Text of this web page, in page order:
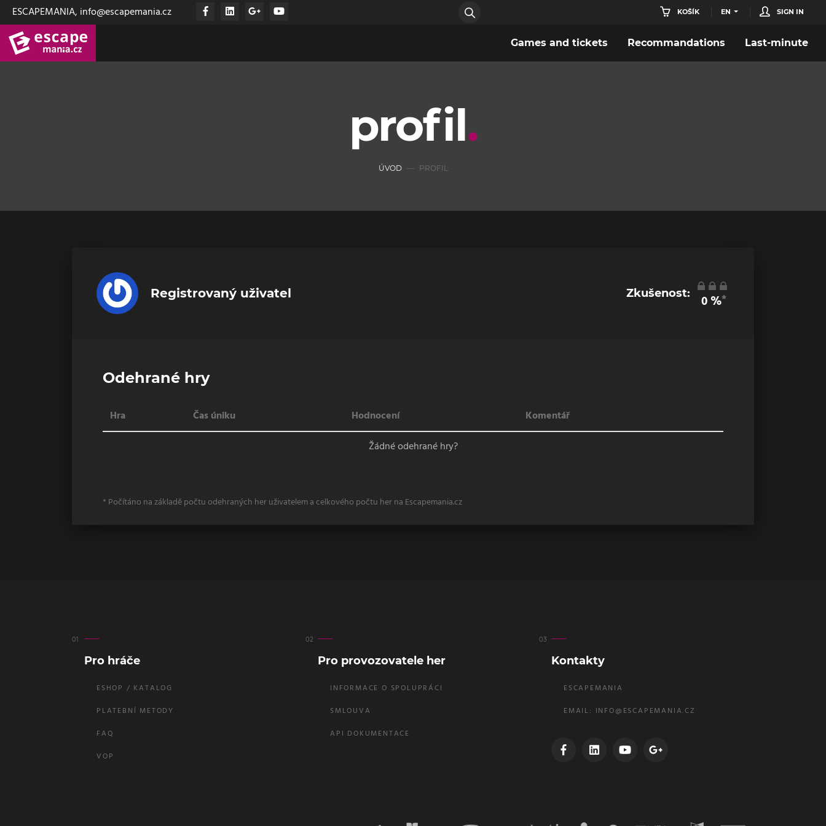
ESCAPEMANIA, info@escapemania.cz KOŠÍK EN SIGN IN
Games and tickets Recommandations Last-minute
profil
ÚVOD PROFIL
Registrovaný uživatel Zkušenost: 0%*
Odehrané hry
Hra Čas úniku Hodnocení
Komentář
Žádné odehrané hry?
* Počítáno na základě počtu odehraných her uživatelem a celkového počtu her na Escapemania.cz
Pro hráče
ESHOP / KATALOG
PLATEBNÍ METODY
FAQ
VOP
Pro provozovatele her
INFORMACE O SPOLUPRÁCI
SMLOUVA
API DOKUMENTACE
Kontakty
ESCAPEMANIA
EMAIL: INFO@ESCAPEMANIA.CZ